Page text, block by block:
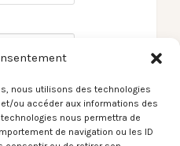
nous utilisons des technologies
ou accéder aux informations des
nous permettra de
de navigation ou les ID